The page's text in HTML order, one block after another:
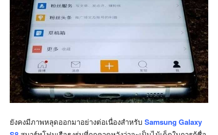
ยังคงมีภาพหลุดออกมาอย่างต่อเนื่องสำหรับ Samsung Galaxy